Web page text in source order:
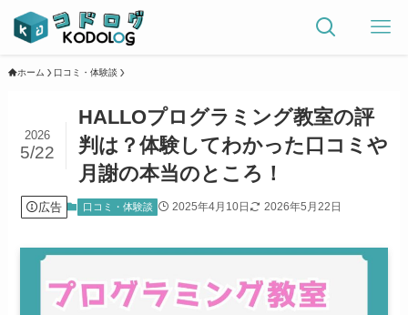
ホーム 口コミ・体験談
HALLOプログラミング教室の評
判は？体験してわかった口コミや
月謝の本当のところ！
2026
5/22
広告 口コミ・体験談 2025年4月10日 2026年5月22日